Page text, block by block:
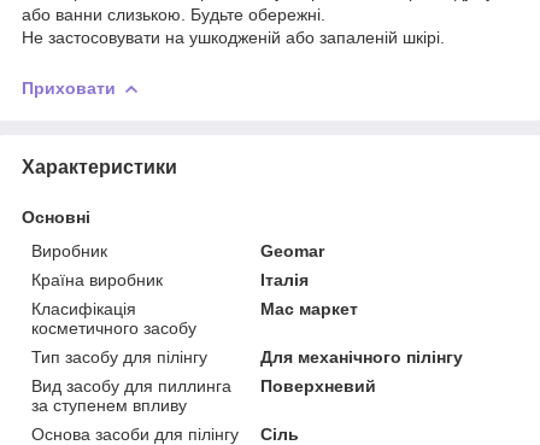
або ванни слизькою. Будьте обережні.
Не застосовувати на ушкодженій або запаленій шкірі.
Приховати
Характеристики
Основні
Виробник
Geomar
Країна виробник
Італія
Класифікація
косметичного засобу
Мас маркет
Тип засобу для пілінгу
Для механічного пілінгу
Вид засобу для пиллинга
за ступенем впливу
Поверхневий
Основа засоби для пілінгу
Сіль